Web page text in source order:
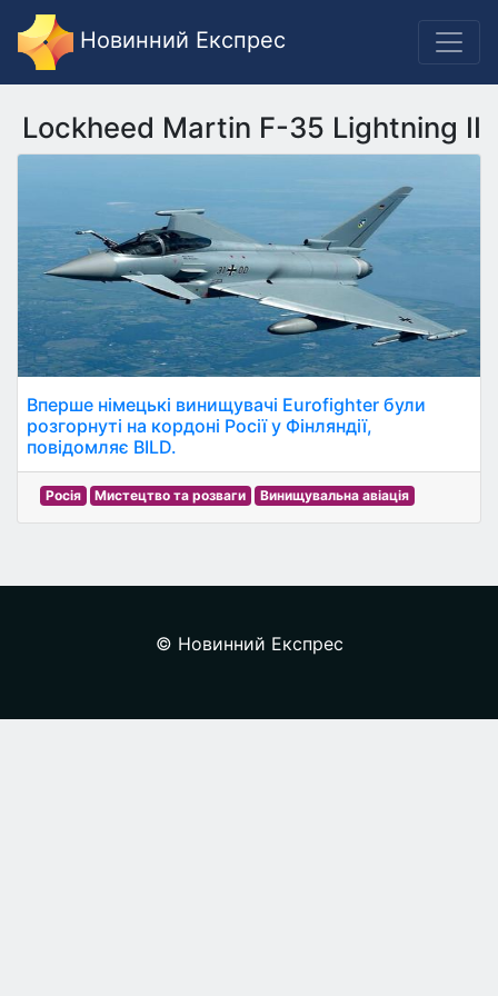
Новинний Експрес
Lockheed Martin F-35 Lightning II
Вперше німецькі винищувачі Eurofighter були
розгорнуті на кордоні Росії у Фінляндії,
повідомляє BILD.
Росія Мистецтво та розваги Винищувальна авіація
© Новинний Експрес